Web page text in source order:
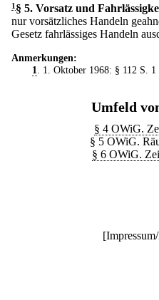
1 § 5. Vorsatz und
nur vorsätzliches Handeln
Gesetz fahrlässiges Handeln
Anmerkungen:
1
. 1. Oktober 1968: § 112 S. 1
Umfeld
§ 4 OWiG.
§ 5 OWiG.
§ 6 OWiG.
[